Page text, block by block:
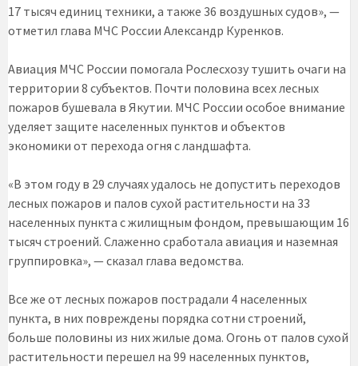
17 тысяч единиц техники, а также 36 воздушных судов», —
отметил глава МЧС России Александр Куренков.
Авиация МЧС России помогала Рослесхозу тушить очаги на
территории 8 субъектов. Почти половина всех лесных
пожаров бушевала в Якутии. МЧС России особое внимание
уделяет защите населенных пунктов и объектов
экономики от перехода огня с ландшафта.
«В этом году в 29 случаях удалось не допустить переходов
лесных пожаров и палов сухой растительности на 33
населенных пункта с жилищным фондом, превышающим 16
тысяч строений. Слаженно сработала авиация и наземная
группировка», — сказал глава ведомства.
Все же от лесных пожаров пострадали 4 населенных
пункта, в них повреждены порядка сотни строений,
больше половины из них жилые дома. Огонь от палов сухой
растительности перешел на 99 населенных пунктов,